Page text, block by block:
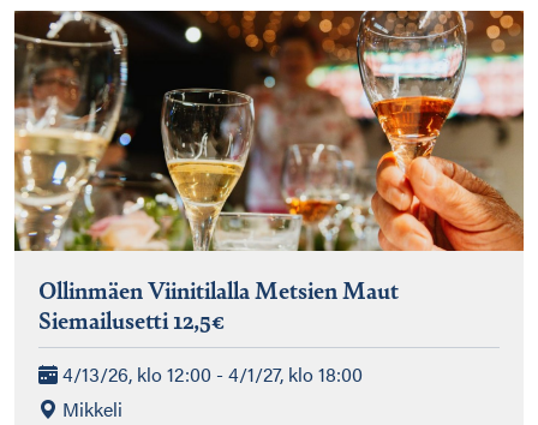
Ollinmäen Viinitilalla Metsien Maut
Siemailusetti 12,5€
4/13/26, klo 12:00 - 4/1/27, klo 18:00
Mikkeli